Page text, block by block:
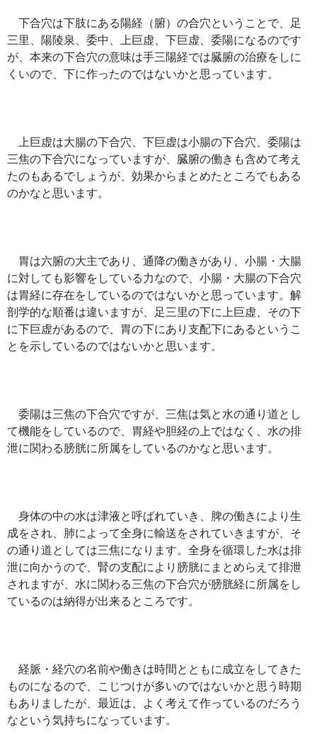
下合穴は下肢にある陽経（腑）の合穴ということで、足
三里、陽陵泉、委中、上巨虚、下巨虚、委陽になるのです
が、本来の下合穴の意味は手三陽経では臓腑の治療をしに
くいので、下に作ったのではないかと思っています。
上巨虚は大腸の下合穴、下巨虚は小腸の下合穴、委陽は
三焦の下合穴になっていますが、臓腑の働きも含めて考え
たのもあるでしょうが、効果からまとめたところでもある
のかなと思います。
胃は六腑の大主であり、通降の働きがあり、小腸・大腸
に対しても影響をしている力なので、小腸・大腸の下合穴
は胃経に存在をしているのではないかと思っています。解
剖学的な順番は違いますが、足三里の下に上巨虚、その下
に下巨虚があるので、胃の下にあり支配下にあるというこ
とを示しているのではないかと思います。
委陽は三焦の下合穴ですが、三焦は気と水の通り道とし
て機能をしているので、胃経や胆経の上ではなく、水の排
泄に関わる膀胱に所属をしているのかなと思います。
身体の中の水は津液と呼ばれていき、脾の働きにより生
成をされ、肺によって全身に輸送をされていきますが、そ
の通り道としては三焦になります。全身を循環した水は排
泄に向かうので、腎の支配により膀胱にまとめらえて排泄
されますが、水に関わる三焦の下合穴が膀胱経に所属をし
ているのは納得が出来るところです。
経脈・経穴の名前や働きは時間とともに成立をしてきた
ものになるので、こじつけが多いのではないかと思う時期
もありましたが、最近は、よく考えて作っているのだろう
なという気持ちになっています。